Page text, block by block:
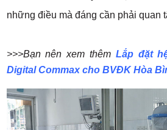
những điều mà đáng cần phải quan
>>>Bạn nên xem thêm Lắp đặt
Digital Commax cho BVĐK Hòa